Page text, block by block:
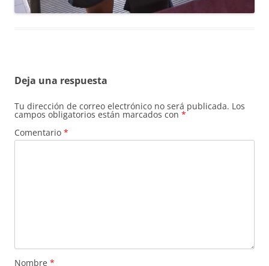
Deja una respuesta
Tu dirección de correo electrónico no será publicada. Los
campos obligatorios están marcados con *
Comentario *
Nombre *